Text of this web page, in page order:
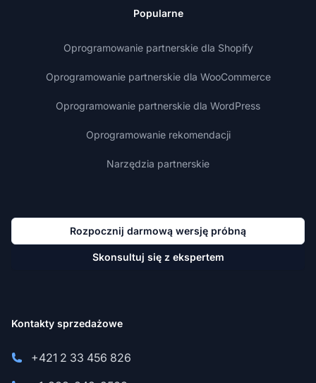
Popularne
Oprogramowanie partnerskie dla Shopify
Oprogramowanie partnerskie dla WooCommerce
Oprogramowanie partnerskie dla WordPress
Oprogramowanie rekomendacji
Narzędzia partnerskie
Rozpocznij darmową wersję próbną
Skonsultuj się z ekspertem
Kontakty sprzedażowe
+421 2 33 456 826